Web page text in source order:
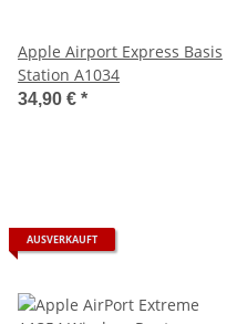
Apple Airport Express Basis
Station A1034
34,90 € *
AUSVERKAUFT